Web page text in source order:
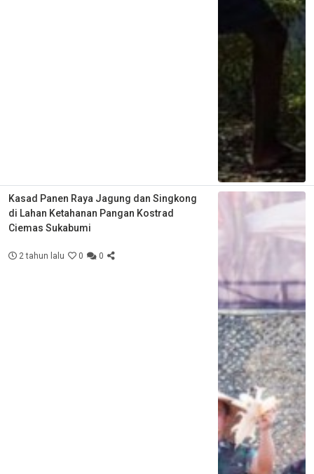
Kasad Panen Raya Jagung dan Singkong
di Lahan Ketahanan Pangan Kostrad
Ciemas Sukabumi
2 tahun lalu 0 0